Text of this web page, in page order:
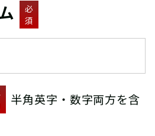
必
須
半角英字・数字両方を含